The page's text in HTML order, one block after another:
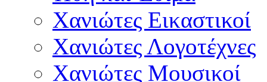
Χανιώτες Εικαστικοί
Χανιώτες Λογοτέχνες
Χανιώτες Μουσικοί